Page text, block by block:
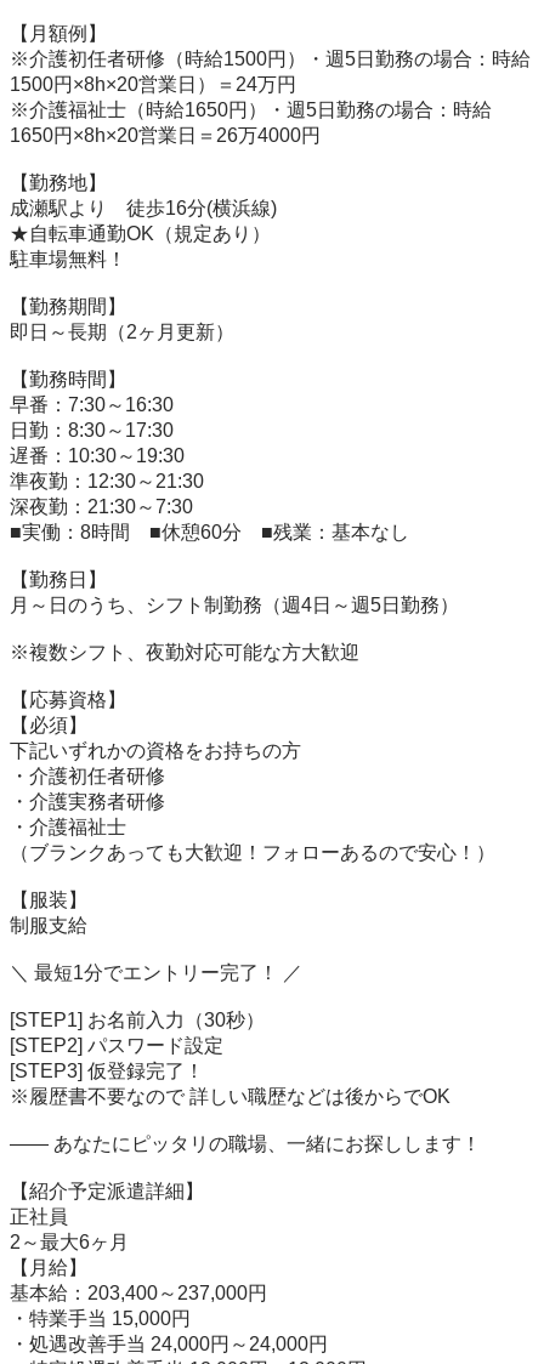
【月額例】
※介護初任者研修（時給1500円）・週5日勤務の場合：時給
1500円×8h×20営業日）＝24万円
※介護福祉士（時給1650円）・週5日勤務の場合：時給
1650円×8h×20営業日＝26万4000円
【勤務地】
成瀬駅より　徒歩16分(横浜線)
★自転車通勤OK（規定あり）
駐車場無料！
【勤務期間】
即日～長期（2ヶ月更新）
【勤務時間】
早番：7:30～16:30
日勤：8:30～17:30
遅番：10:30～19:30
準夜勤：12:30～21:30
深夜勤：21:30～7:30
■実働：8時間　■休憩60分　■残業：基本なし
【勤務日】
月～日のうち、シフト制勤務（週4日～週5日勤務）
※複数シフト、夜勤対応可能な方大歓迎
【応募資格】
【必須】
下記いずれかの資格をお持ちの方
・介護初任者研修
・介護実務者研修
・介護福祉士
（ブランクあっても大歓迎！フォローあるので安心！）
【服装】
制服支給
＼ 最短1分でエントリー完了！ ／
[STEP1] お名前入力（30秒）
[STEP2] パスワード設定
[STEP3] 仮登録完了！
※履歴書不要なので 詳しい職歴などは後からでOK
―― あなたにピッタリの職場、一緒にお探しします！
【紹介予定派遣詳細】
正社員
2～最大6ヶ月
【月給】
基本給：203,400～237,000円
・特業手当 15,000円
・処遇改善手当 24,000円～24,000円